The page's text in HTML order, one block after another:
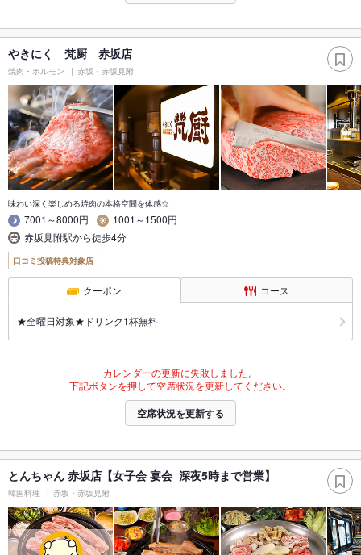
やきにく 梵厨 赤坂店
焼肉・ホルモン 赤坂・赤坂見附
味わい深く楽しめる焼肉の本格空間を体感☆
7001～8000円
1001～1500円
赤坂見附駅から徒歩4分
口コミ投稿特典対象店
クーポン コース
★全曜日対象★ドリンク1杯無料
カレンダーの更新に失敗しました。
下記ボタンを押して空席状況を更新してください。
空席状況を更新する
とんちゃん 赤坂店【女子会 宴会 深夜5時まで営業】
韓国料理 赤坂・赤坂見附